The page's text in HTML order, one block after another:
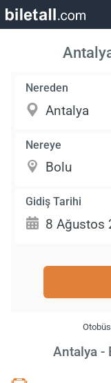
Nereden
Nereye
Gidiş Tarihi
Antalya -